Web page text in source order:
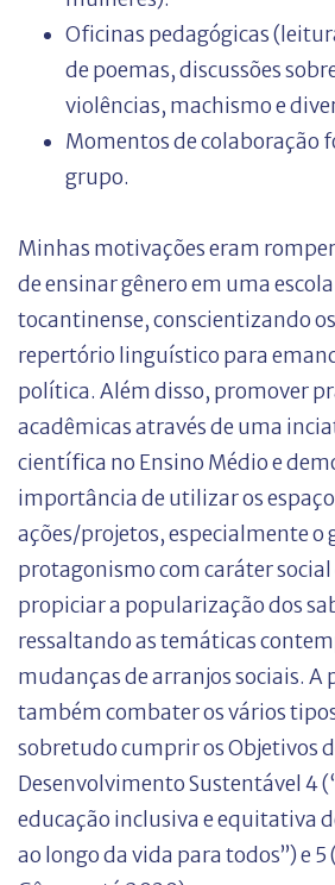
Oficinas pedagógicas
de poemas, discussões
violências, machismo e
Momentos de colaboração
grupo.
Minhas motivações eram
de ensinar gênero em uma
tocantinense, conscientizando
repertório linguístico para
política. Além disso, promover
acadêmicas através de uma
científica no Ensino Médio e
importância de utilizar os
ações/projetos, especialmente o
protagonismo com caráter social
propiciar a popularização dos
ressaltando as temáticas
mudanças de arranjos sociais. A
também combater os vários
sobretudo cumprir os Objetivos
Desenvolvimento Sustentável 4
educação inclusiva e equitativa
ao longo da vida para todos”) e